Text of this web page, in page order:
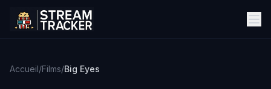
Accueil/Films/Big Eyes